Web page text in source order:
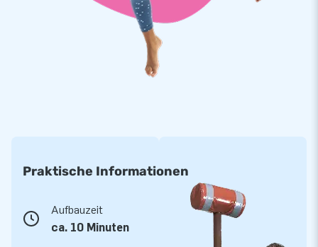
Praktische Informationen
Aufbauzeit
ca. 10 Minuten